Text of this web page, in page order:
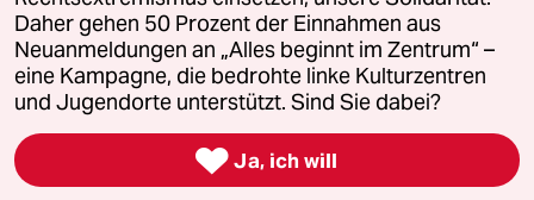
Feedback Redaktionsstatut Kommune-Richtlinien
Leitlinie Informant Datenschutz Impressum AGB
Seitenwende Einwilligungen widerrufen (Ads)
Daher gehen 50 Prozent der Einnahmen aus
Neuanmeldungen an „Alles beginnt im Zentrum“ –
eine Kampagne, die bedrohte linke Kulturzentren
und Jugendorte unterstützt. Sind Sie dabei?
 Ja, ich will